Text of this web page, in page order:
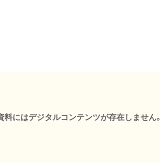
料にはデジタルコンテンツが存在しません。